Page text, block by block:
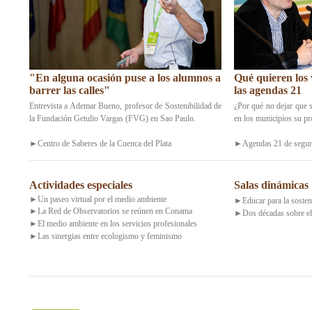
"En alguna ocasión puse a los alumnos a
barrer las calles"
Entrevista a Ademar Bueno, profesor de Sostenibilidad de
la Fundación Getulio Vargas (FVG) en Sao Paulo.
►Centro de Saberes de la Cuenca del Plata
Qué quieren los
las agendas 21
¿Por qué no dejar que
en los municipios su
►Agendas 21 de
Actividades especiales
► Un paseo virtual por el medio ambiente
►La Red de Observatorios se reúnen en Conama
►El medio ambiente en los servicios profesionales
►Las sinergias entre ecologismo y feminismo
Salas dinámicas
►Educar para la
►Dos décadas sobre